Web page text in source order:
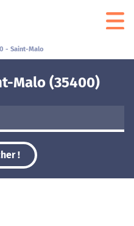
- Saint-Malo
Malo (35400)
!